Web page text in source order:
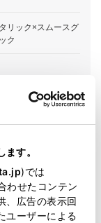
す。
)では
わせたコンテン
、広告の表示回
ユーザーによる
リック×スムースグ
ク